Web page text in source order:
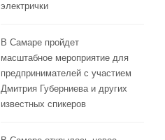
электрички
В Самаре пройдет
масштабное мероприятие для
предпринимателей с участием
Дмитрия Губерниева и других
известных спикеров